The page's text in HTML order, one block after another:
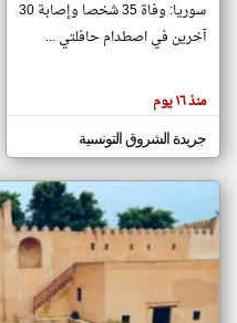
المقالات
هنا عن
وجهة
نظر
كاتبيها.
سوريا: وفاة 35 شخصا وإصابة 30
آخرين في اصطدام حافلتي ...
منذ ١٦ يوم
جريدة الشروق التونسية